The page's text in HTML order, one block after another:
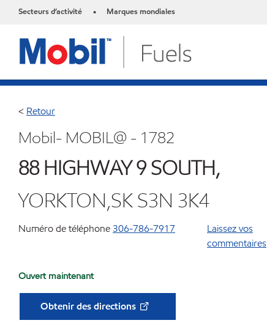
Secteurs d’activité • Marques mondiales
< Retour
Mobil- MOBIL@ - 1782
88 HIGHWAY 9 SOUTH,
YORKTON,SK S3N 3K4
Numéro de téléphone306-786-7917
Laissez vos
commentaires
Ouvert maintenant
Obtenir des directions